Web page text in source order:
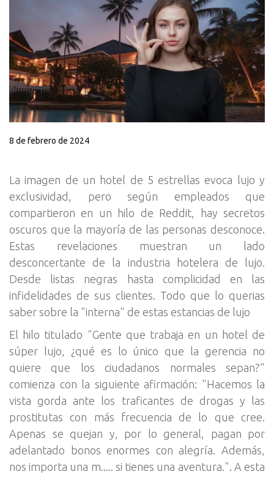
8 de febrero de 2024
La imagen de un hotel de 5 estrellas evoca lujo y
exclusividad, pero según empleados que
compartieron en un hilo de Reddit, hay secretos
oscuros que la mayoría de las personas desconoce.
Estas revelaciones muestran un lado
desconcertante de la industria hotelera de lujo.
Desde listas negras hasta complicidad en las
infidelidades de sus clientes. Todo que lo querias
saber sobre la "interna" de estas estancias de lujo
El hilo titulado "Gente que trabaja en un hotel de
súper lujo, ¿qué es lo único que la gerencia no
quiere que los ciudadanos normales sepan?"
comienza con la siguiente afirmación: "Hacemos la
vista gorda ante los traficantes de drogas y las
prostitutas con más frecuencia de lo que cree.
Apenas se quejan y, por lo general, pagan por
adelantado bonos enormes con alegría. Además,
nos importa una m..... si tienes una aventura.". A esta